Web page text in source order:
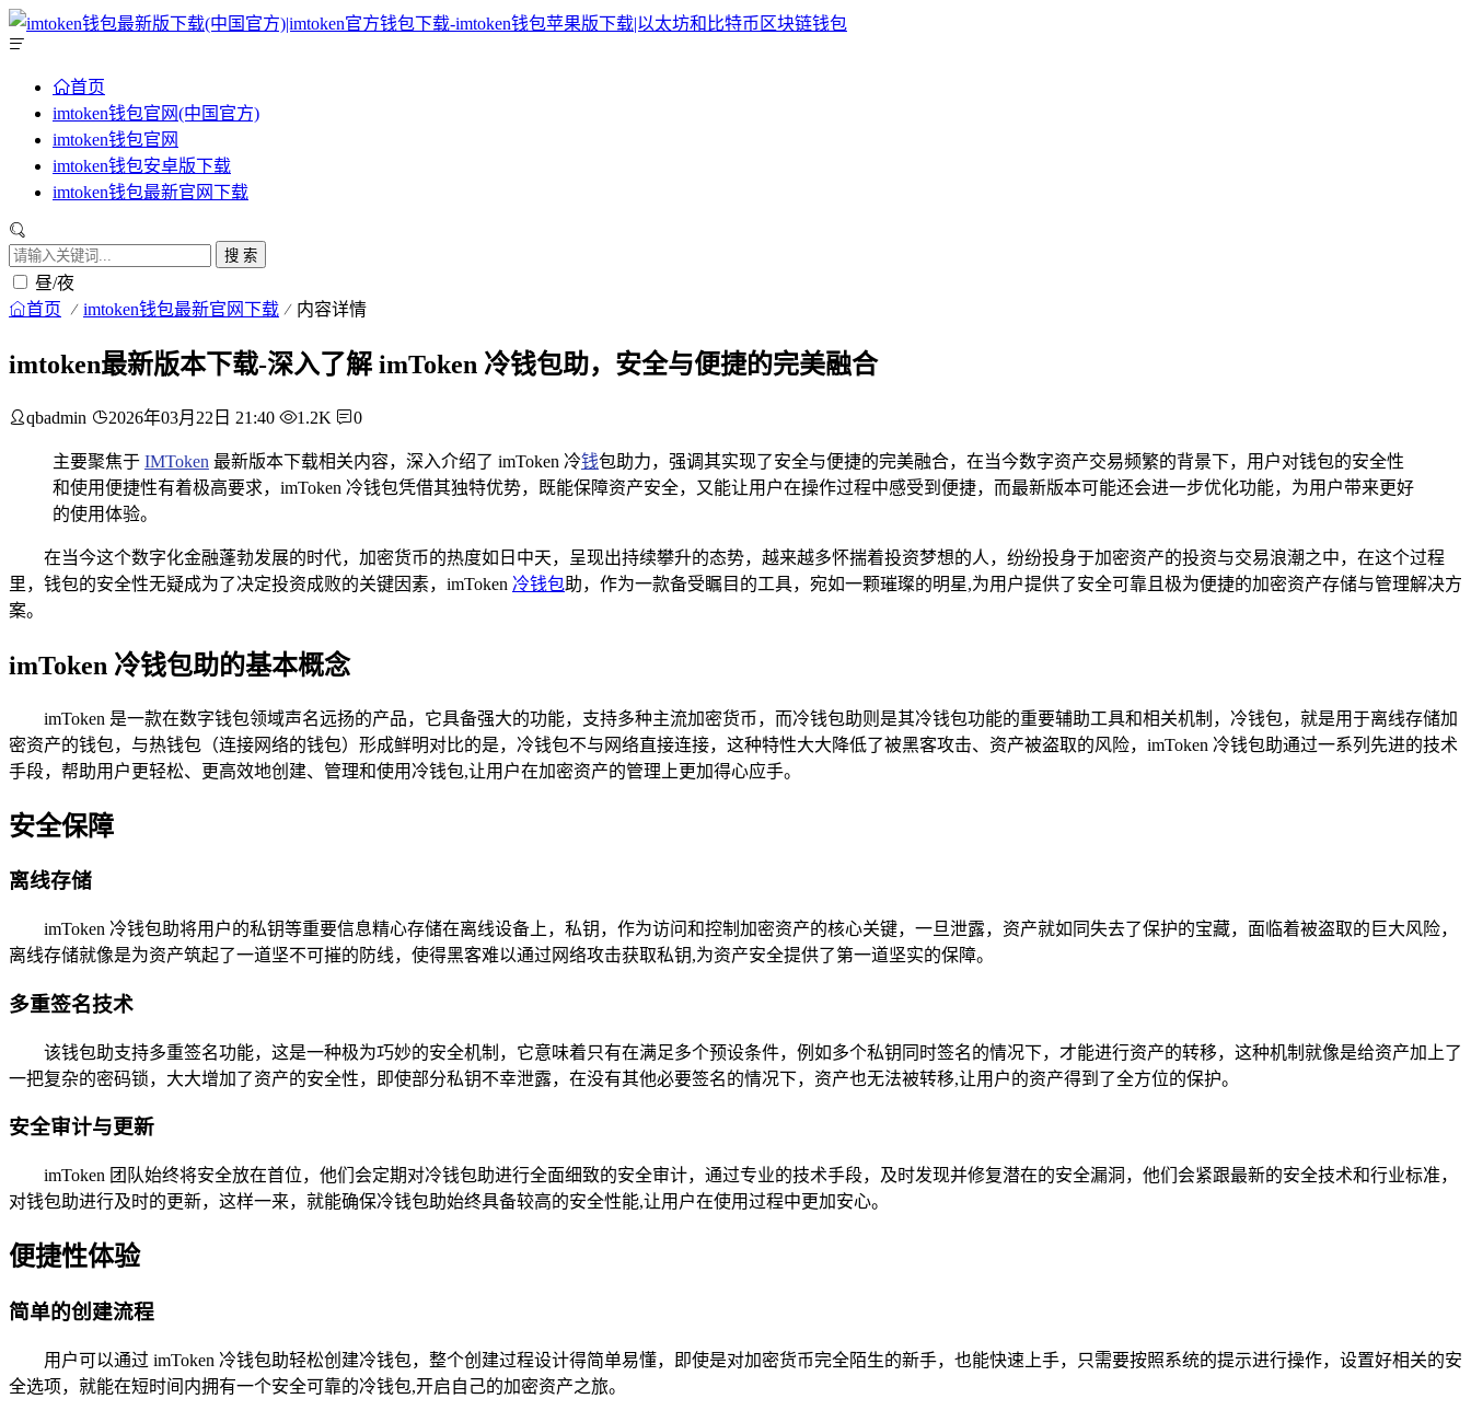
首页
imtoken钱包官网(中国官方)
imtoken钱包官网
imtoken钱包安卓版下载
imtoken钱包最新官网下载
搜 索
昼/夜
首页 imtoken钱包最新官网下载 内容详情
imtoken最新版本下载-深入了解 imToken 冷钱包助，安全与便捷的完美融合
qbadmin 2026年03月22日 21:40 1.2K 0
主要聚焦于 IMToken 最新版本下载相关内容，深入介绍了 imToken 冷钱包助力，强调其实现了安全与便捷的完美融合，在当今数字资产交易频繁的背景下，用户对钱包的安全性
和使用便捷性有着极高要求，imToken 冷钱包凭借其独特优势，既能保障资产安全，又能让用户在操作过程中感受到便捷，而最新版本可能还会进一步优化功能，为用户带来更好
的使用体验。
在当今这个数字化金融蓬勃发展的时代，加密货币的热度如日中天，呈现出持续攀升的态势，越来越多怀揣着投资梦想的人，纷纷投身于加密资产的投资与交易浪潮之中，在这个过程
里，钱包的安全性无疑成为了决定投资成败的关键因素，imToken 冷钱包助，作为一款备受瞩目的工具，宛如一颗璀璨的明星,为用户提供了安全可靠且极为便捷的加密资产存储与管理解决方
案。
imToken 冷钱包助的基本概念
imToken 是一款在数字钱包领域声名远扬的产品，它具备强大的功能，支持多种主流加密货币，而冷钱包助则是其冷钱包功能的重要辅助工具和相关机制，冷钱包，就是用于离线存储加
密资产的钱包，与热钱包（连接网络的钱包）形成鲜明对比的是，冷钱包不与网络直接连接，这种特性大大降低了被黑客攻击、资产被盗取的风险，imToken 冷钱包助通过一系列先进的技术
手段，帮助用户更轻松、更高效地创建、管理和使用冷钱包,让用户在加密资产的管理上更加得心应手。
安全保障
离线存储
imToken 冷钱包助将用户的私钥等重要信息精心存储在离线设备上，私钥，作为访问和控制加密资产的核心关键，一旦泄露，资产就如同失去了保护的宝藏，面临着被盗取的巨大风险，
离线存储就像是为资产筑起了一道坚不可摧的防线，使得黑客难以通过网络攻击获取私钥,为资产安全提供了第一道坚实的保障。
多重签名技术
该钱包助支持多重签名功能，这是一种极为巧妙的安全机制，它意味着只有在满足多个预设条件，例如多个私钥同时签名的情况下，才能进行资产的转移，这种机制就像是给资产加上了
一把复杂的密码锁，大大增加了资产的安全性，即使部分私钥不幸泄露，在没有其他必要签名的情况下，资产也无法被转移,让用户的资产得到了全方位的保护。
安全审计与更新
imToken 团队始终将安全放在首位，他们会定期对冷钱包助进行全面细致的安全审计，通过专业的技术手段，及时发现并修复潜在的安全漏洞，他们会紧跟最新的安全技术和行业标准，
对钱包助进行及时的更新，这样一来，就能确保冷钱包助始终具备较高的安全性能,让用户在使用过程中更加安心。
便捷性体验
简单的创建流程
用户可以通过 imToken 冷钱包助轻松创建冷钱包，整个创建过程设计得简单易懂，即使是对加密货币完全陌生的新手，也能快速上手，只需要按照系统的提示进行操作，设置好相关的安
全选项，就能在短时间内拥有一个安全可靠的冷钱包,开启自己的加密资产之旅。